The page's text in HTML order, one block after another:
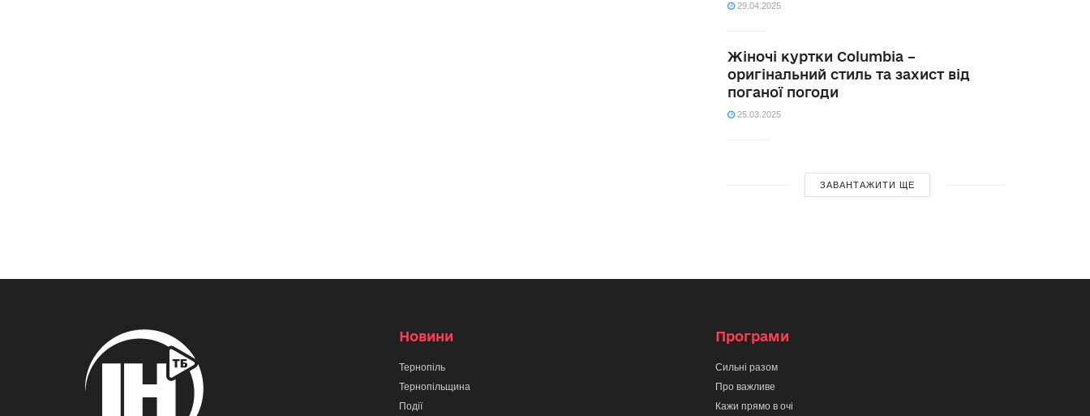
29.04.2025
Жіночі куртки Columbia –
оригінальний стиль та захист від
поганої погоди
25.03.2025
ЗАВАНТАЖИТИ ЩЕ
Новини
Тернопіль
Тернопільщина
Події
Програми
Сильні разом
Про важливе
Кажи прямо в очі